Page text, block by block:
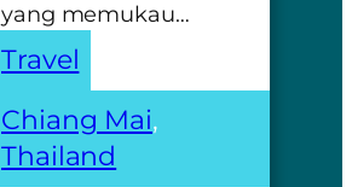
yang memukau…
Travel
Chiang Mai
Thailand